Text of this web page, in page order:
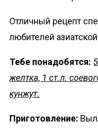
Отличный рецепт
любителей
Тебе понадобятся:
желтка, 1 ст.л.
кунжут.
Приготовление: